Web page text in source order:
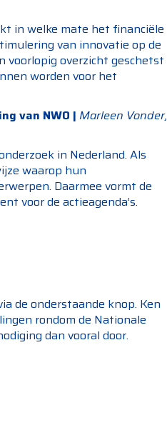
in welke mate het financiële
van innovatie op de
voorlopig overzicht geschetst
worden voor het
van NWO | Marleen Vonder,
in Nederland. Als
waarop hun
Daarmee vormt de
voor de actieagenda’s.
de onderstaande knop. Ken
rondom de Nationale
dan vooral door.